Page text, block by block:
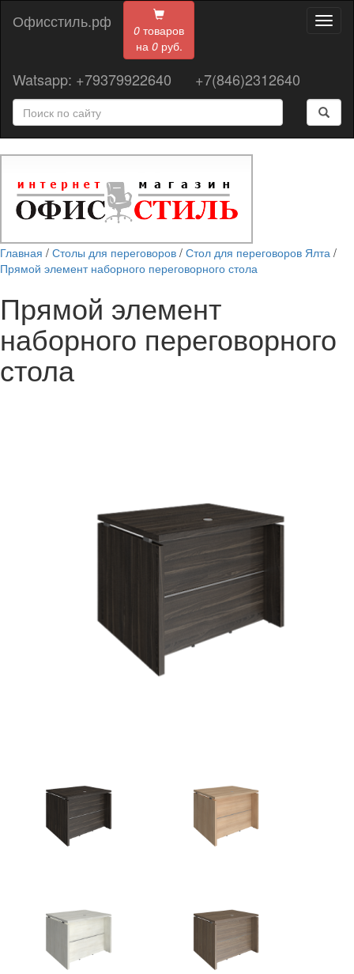
0 товаров
на 0руб.
Офисстиль.рф
Watsapp: +79379922640 +7(846)2312640
Главная / Столы для переговоров / Стол для переговоров Ялта /
Прямой элемент наборного переговорного стола
Прямой элемент
наборного переговорного
стола